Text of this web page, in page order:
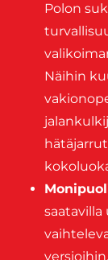
Polon
Näihin
saatavilla